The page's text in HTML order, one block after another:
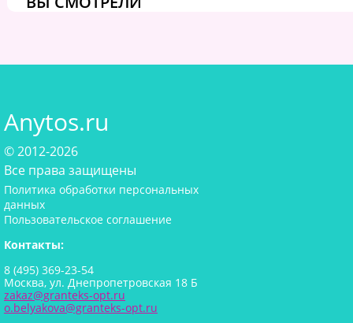
Anytos.ru
© 2012-2026
Все права защищены
Политика обработки персональных
данных
Пользовательское соглашение
Контакты:
8 (495) 369-23-54
Москва, ул. Днепропетровская 18 Б
zakaz@granteks-opt.ru
o.belyakova@granteks-opt.ru